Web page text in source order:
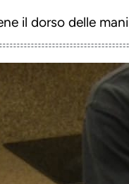
il dorso delle mani